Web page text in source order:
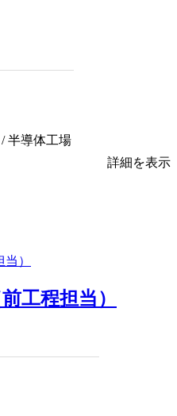
半導体工場
詳細を表示
工程担当）